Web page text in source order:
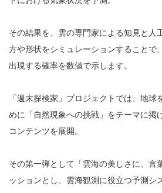
その結果を、雲の専門家による知見と人
方や形状をシミュレーションすることで
出現する確率を数値で示します。
「週末探検家」プロジェクトでは、地球
めに「自然現象への挑戦」をテーマに掲
コンテンツを展開。
その第一弾として「雲海の美しさに、言
ッションとし、雲海観測に役立つ予測シ